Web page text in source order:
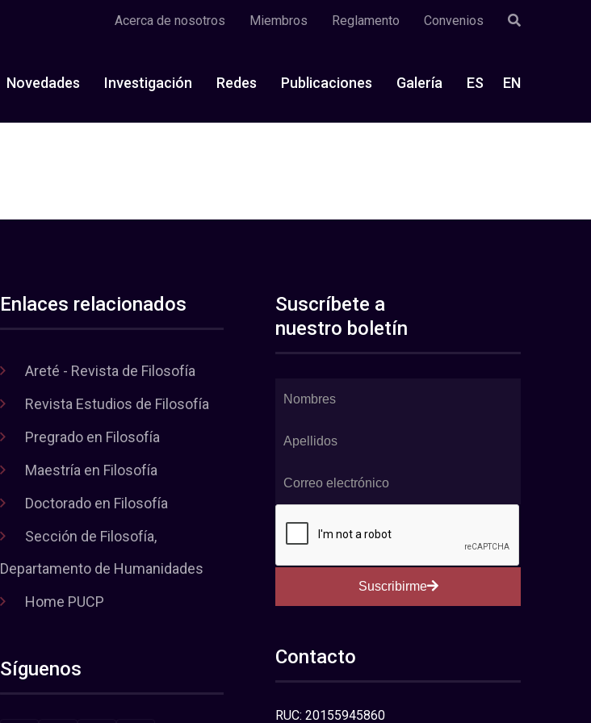
Acerca de nosotros Miembros Reglamento Convenios
Novedades Investigación Redes Publicaciones Galería ES EN
Enlaces relacionados
Areté - Revista de Filosofía
Revista Estudios de Filosofía
Pregrado en Filosofía
Maestría en Filosofía
Doctorado en Filosofía
Sección de Filosofía,
Departamento de Humanidades
Home PUCP
Síguenos
Suscríbete a
nuestro boletín
Suscribirme
Contacto
RUC: 20155945860